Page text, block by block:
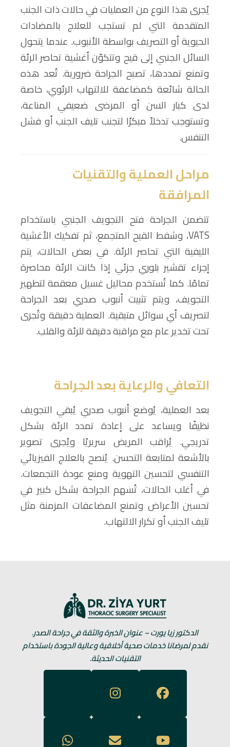
يُجرى هذا النوع من العمليات في حالات ذات الجنب
المتقدمة التي لم تستجب للعلاج بالمضادات
الحيوية أو التصريف بواسطة الأنبوب. عندما يتحول
السائل الجنبي إلى قيح وتتكوّن أغشية تحاصر الرئة
وتمنع تمددها، تصبح الجراحة ضرورية. تُعد هذه
الحالة شائعة كمضاعفة للالتهاب الرئوي، خاصة
لدى كبار السن أو المرضى ضعيفي المناعة،
وتستوجب تدخلاً مبكرًا لتجنب تليف الجنب أو فشل
التنفس.
مراحل العملية والتقنيات
المرافقة
تتضمن الجراحة فتح التجويف الجنبي باستخدام
VATS، وشفط القيح المتجمع، ثم تفكيك الأغشية
الليفية التي تحاصر الرئة. في بعض الحالات، يتم
إجراء تقشير بلوري جزئي إذا كانت الرئة محاصرة
تمامًا. كما تُستخدم محاليل غسيل معقمة لتطهير
التجويف، ويتم تثبيت أنبوب صدري بعد الجراحة
لتصريف أي سوائل متبقية. العملية دقيقة وتُجرى
تحت تخدير عام مع مراقبة دقيقة للرئة والقلب.
التعافي والرعاية بعد الجراحة
بعد العملية، يُوضع أنبوب صدري يُبقي التجويف
نظيفًا ويساعد على إعادة تمدد الرئة بشكل
تدريجي. يُراقب المريض سريريًا ويُجرى تصوير
بالأشعة لمتابعة التحسن. يُنصح بالعلاج الفيزيائي
التنفسي لتحسين التهوية ومنع عودة التجمعات.
في أغلب الحالات، تُسهم الجراحة بشكل كبير في
تحسين الأعراض وتمنع المضاعفات المزمنة مثل
تليف الجنب أو تكرار الالتهاب.
الدكتور زيا يورت – عنوان الخبرة والثقة في جراحة الصدر.
نقدم لمرضانا خدمات صحية أخلاقية وعالية الجودة باستخدام
التقنيات الحديثة.